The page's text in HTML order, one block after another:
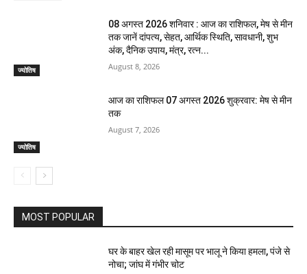
ज्योतिष
08 अगस्त 2026 शनिवार : आज का राशिफल, मेष से मीन
तक जानें दांपत्य, सेहत, आर्थिक स्थिति, सावधानी, शुभ
अंक, दैनिक उपाय, मंत्र, रत्न...
August 8, 2026
ज्योतिष
आज का राशिफल 07 अगस्त 2026 शुक्रवार: मेष से मीन
तक
August 7, 2026
MOST POPULAR
घर के बाहर खेल रही मासूम पर भालू ने किया हमला, पंजे से
नोचा; जांघ में गंभीर चोट